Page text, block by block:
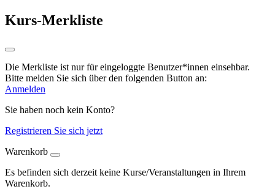
Kurs-Merkliste
Die Merkliste ist nur für eingeloggte Benutzer*innen einsehbar.
Bitte melden Sie sich über den folgenden Button an:
Anmelden
Sie haben noch kein Konto?
Registrieren Sie sich jetzt
Warenkorb
Es befinden sich derzeit keine Kurse/Veranstaltungen in Ihrem
Warenkorb.